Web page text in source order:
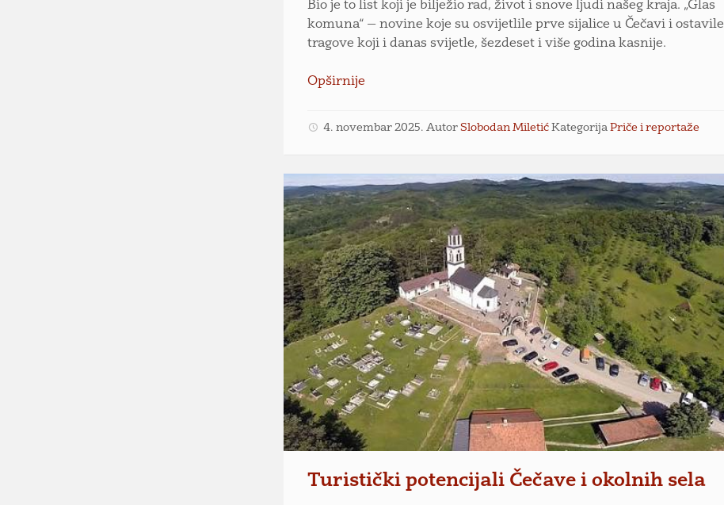
Bio je to list koji je bilježio rad, život i snove ljudi našeg kraja. „Glas
komuna“ — novine koje su osvijetlile prve sijalice u Čečavi i ostavile
tragove koji i danas svijetle, šezdeset i više godina kasnije.
Opširnije
4. novembar 2025. AutorSlobodan Miletić KategorijaPriče i reportaže
Turistički potencijali Čečave i okolnih sela